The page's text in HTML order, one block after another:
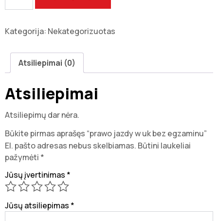
Kategorija: Nekategorizuotas
Atsiliepimai (0)
Atsiliepimai
Atsiliepimų dar nėra.
Būkite pirmas aprašęs “prawo jazdy w uk bez egzaminu”
El. pašto adresas nebus skelbiamas. Būtini laukeliai
pažymėti *
Jūsų įvertinimas *
Jūsų atsiliepimas *